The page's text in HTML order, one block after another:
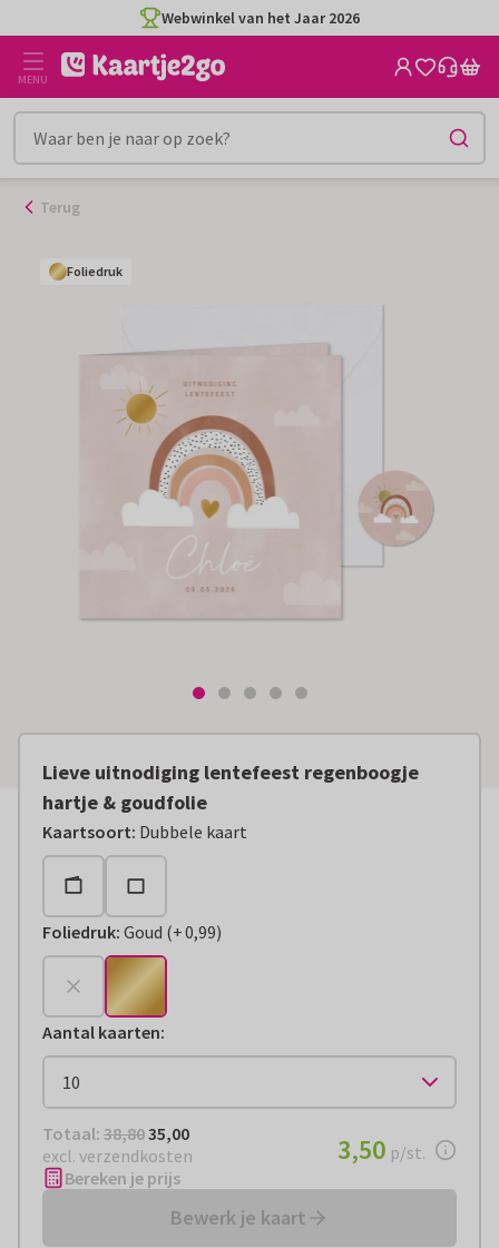
naar
inhoud
Webwinkel van het Jaar 2026
MENU
Terug
Foliedruk
Foliedruk
Foliedruk
Foliedruk
Foliedruk
Lieve uitnodiging lentefeest regenboogje
hartje & goudfolie
Kaartsoort: Dubbele kaart
Foliedruk: Goud (
+€ 0,99
+0,99)
Aantal kaarten:
Totaal: € 35,00
Totaal: 38,8035,00
excl. verzendkosten
€ 3,50per stuk
3,50 p/st.
Bereken je prijs
Bewerk je kaart